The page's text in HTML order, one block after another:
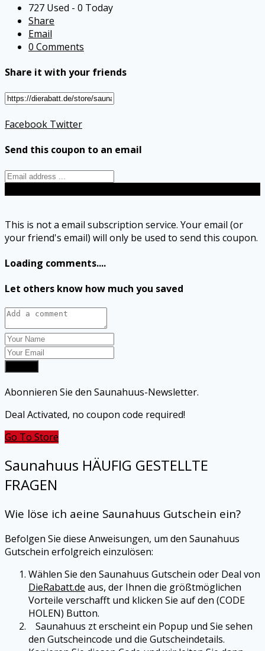
727 Used - 0 Today
Share
Email
0 Comments
Share it with your friends
Facebook Twitter
Send this coupon to an email
This is not a email subscription service. Your email (or
your friend's email) will only be used to send this coupon.
Loading comments....
Let others know how much you saved
Abonnieren Sie den Saunahuus-Newsletter.
Deal Activated, no coupon code required!
Go To Store
Saunahuus HÄUFIG GESTELLTE
FRAGEN
Wie löse ich aeine Saunahuus Gutschein ein?
Befolgen Sie diese Anweisungen, um den Saunahuus
Gutschein erfolgreich einzulösen:
Wählen Sie den Saunahuus Gutschein oder Deal von
DieRabatt.de aus, der Ihnen die größtmöglichen
Vorteile verschafft und klicken Sie auf den (CODE
HOLEN) Button.
Saunahuus zt erscheint ein Popup und Sie sehen
den Gutscheincode und die Gutscheindetails.